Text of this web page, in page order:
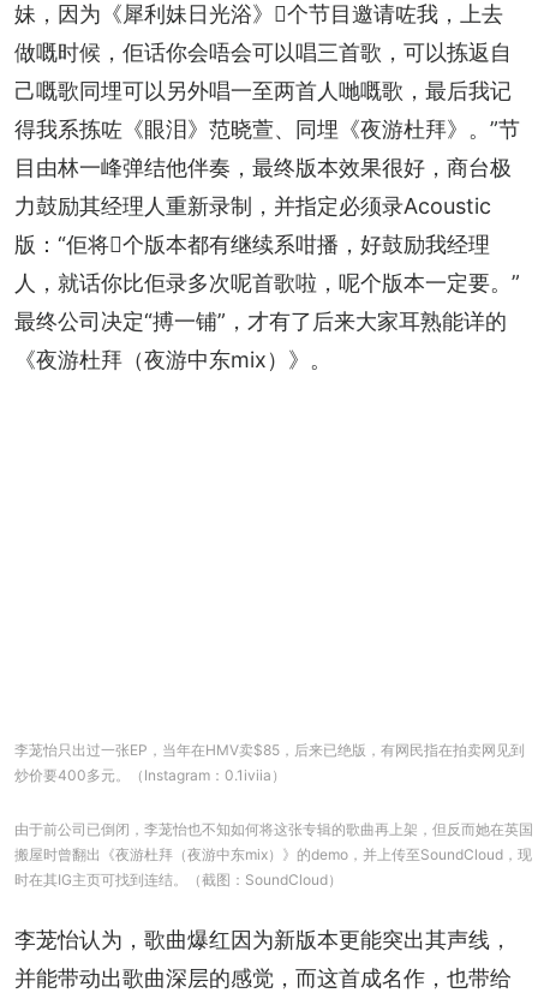
妹，因为《犀利妹日光浴》𠮶个节目邀请咗我，上去
做嘅时候，佢话你会唔会可以唱三首歌，可以拣返自
己嘅歌同埋可以另外唱一至两首人哋嘅歌，最后我记
得我系拣咗《眼泪》范晓萱、同埋《夜游杜拜》。”节
目由林一峰弹结他伴奏，最终版本效果很好，商台极
力鼓励其经理人重新录制，并指定必须录Acoustic
版：“佢将𠮶个版本都有继续系咁播，好鼓励我经理
人，就话你比佢录多次呢首歌啦，呢个版本一定要。”
最终公司决定“搏一铺”，才有了后来大家耳熟能详的
《夜游杜拜（夜游中东mix）》。
李茏怡只出过一张EP，当年在HMV卖$85，后来已绝版，有网民指在拍卖网见到
炒价要400多元。（Instagram：0.1iviia）
由于前公司已倒闭，李茏怡也不知如何将这张专辑的歌曲再上架，但反而她在英国
搬屋时曾翻出《夜游杜拜（夜游中东mix）》的demo，并上传至SoundCloud，现
时在其IG主页可找到连结。（截图：SoundCloud）
李茏怡认为，歌曲爆红因为新版本更能突出其声线，
并能带动出歌曲深层的感觉，而这首成名作，也带给